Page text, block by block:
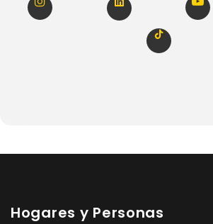
Hogares y Personas